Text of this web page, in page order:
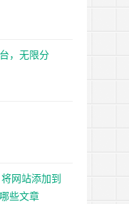
，无限分
网站添加到
些文章